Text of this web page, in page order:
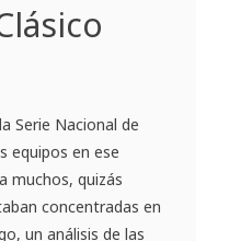
Serie Nacional de
equipos en ese
muchos, quizás
concentradas en
un análisis de las